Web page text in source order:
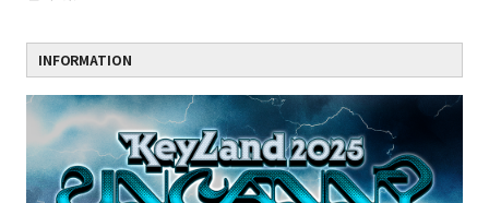
INFORMATION